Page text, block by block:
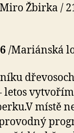
Žbirka /
/Mariánská
letos
místě